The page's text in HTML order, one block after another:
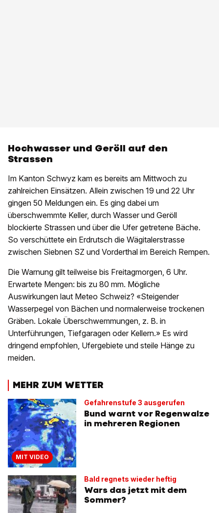
Hochwasser und Geröll auf den
Strassen
Im Kanton Schwyz kam es bereits am Mittwoch zu
zahlreichen Einsätzen. Allein zwischen 19 und 22 Uhr
gingen 50 Meldungen ein. Es ging dabei um
überschwemmte Keller, durch Wasser und Geröll
blockierte Strassen und über die Ufer getretene Bäche.
So verschüttete ein Erdrutsch die Wägitalerstrasse
zwischen Siebnen SZ und Vorderthal im Bereich Rempen.
Die Warnung gilt teilweise bis Freitagmorgen, 6 Uhr.
Erwartete Mengen: bis zu 80 mm. Mögliche
Auswirkungen laut Meteo Schweiz? «Steigender
Wasserpegel von Bächen und normalerweise trockenen
Gräben. Lokale Überschwemmungen, z. B. in
Unterführungen, Tiefgaragen oder Kellern.» Es wird
dringend empfohlen, Ufergebiete und steile Hänge zu
meiden.
MEHR ZUM WETTER
MIT VIDEO
Gefahrenstufe 3 ausgerufen
Bund warnt vor Regenwalze
in mehreren Regionen
Bald regnets wieder heftig
Wars das jetzt mit dem
Sommer?